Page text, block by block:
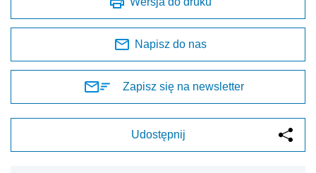
Napisz do nas
Zapisz się na newsletter
Udostępnij